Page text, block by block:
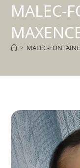
MALEC-
> MALEC-